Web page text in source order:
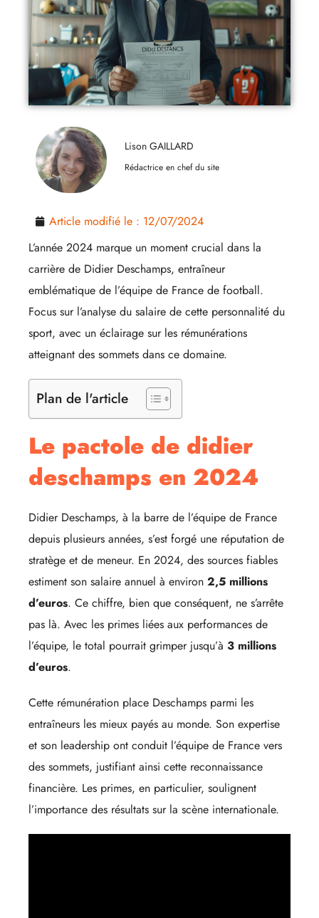
Lison GAILLARD
Rédactrice en chef du site
Article modifié le : 12/07/2024
L’année 2024 marque un moment crucial dans la
carrière de Didier Deschamps, entraîneur
emblématique de l’équipe de France de football.
Focus sur l’analyse du salaire de cette personnalité du
sport, avec un éclairage sur les rémunérations
atteignant des sommets dans ce domaine.
Plan de l'article
Le pactole de didier
deschamps en 2024
Didier Deschamps, à la barre de l’équipe de France
depuis plusieurs années, s’est forgé une réputation de
stratège et de meneur. En 2024, des sources fiables
estiment son salaire annuel à environ 2,5 millions
d’euros. Ce chiffre, bien que conséquent, ne s’arrête
pas là. Avec les primes liées aux performances de
l’équipe, le total pourrait grimper jusqu’à 3 millions
d’euros.
Cette rémunération place Deschamps parmi les
entraîneurs les mieux payés au monde. Son expertise
et son leadership ont conduit l’équipe de France vers
des sommets, justifiant ainsi cette reconnaissance
financière. Les primes, en particulier, soulignent
l’importance des résultats sur la scène internationale.